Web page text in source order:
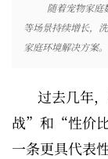
随着宠物家庭
等场景持续增长，
家庭环境解决方案。
过去几年
战”和“性价
一条更具代表